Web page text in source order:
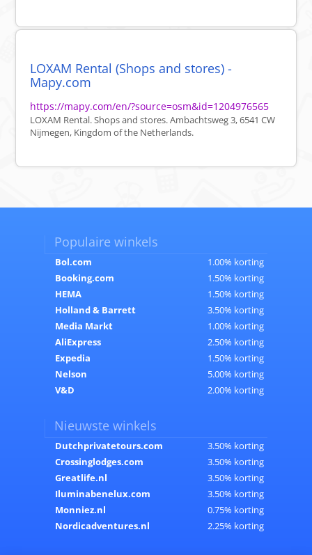
LOXAM Rental (Shops and stores) -
Mapy.com
https://mapy.com/en/?source=osm&id=1204976565
LOXAM Rental. Shops and stores. Ambachtsweg 3, 6541 CW
Nijmegen, Kingdom of the Netherlands.
Populaire winkels
Bol.com
1.00% korting
Booking.com
1.50% korting
HEMA
1.50% korting
Holland & Barrett
3.50% korting
Media Markt
1.00% korting
AliExpress
2.50% korting
Expedia
1.50% korting
Nelson
5.00% korting
V&D
2.00% korting
Nieuwste winkels
Dutchprivatetours.com
3.50% korting
Crossinglodges.com
3.50% korting
Greatlife.nl
3.50% korting
Iluminabenelux.com
3.50% korting
Monniez.nl
0.75% korting
Nordicadventures.nl
2.25% korting